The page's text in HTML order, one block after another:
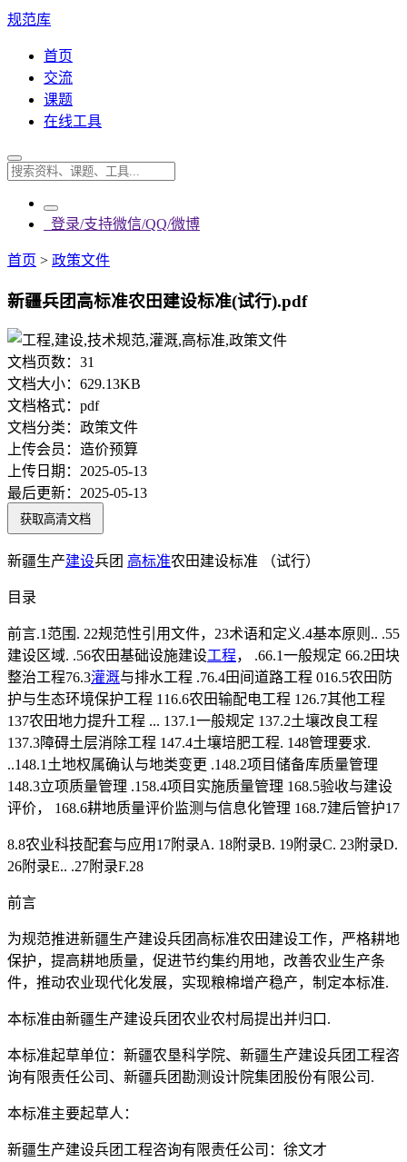
规范库
首页
交流
课题
在线工具
登录/支持微信/QQ/微博
首页 > 政策文件
新疆兵团高标准农田建设标准(试行).pdf
文档页数： 31
文档大小： 629.13KB
文档格式： pdf
文档分类： 政策文件
上传会员： 造价预算
上传日期： 2025-05-13
最后更新： 2025-05-13
获取高清文档
新疆生产建设兵团 高标准农田建设标准 （试行）
目录
前言.1范围. 22规范性引用文件，23术语和定义.4基本原则.. .55
建设区域. .56农田基础设施建设工程， .66.1一般规定 66.2田块
整治工程76.3灌溉与排水工程 .76.4田间道路工程 016.5农田防
护与生态环境保护工程 116.6农田输配电工程 126.7其他工程
137农田地力提升工程 ... 137.1一般规定 137.2土壤改良工程
137.3障碍土层消除工程 147.4土壤培肥工程. 148管理要求.
..148.1土地权属确认与地类变更 .148.2项目储备库质量管理
148.3立项质量管理 .158.4项目实施质量管理 168.5验收与建设
评价， 168.6耕地质量评价监测与信息化管理 168.7建后管护17
8.8农业科技配套与应用17附录A. 18附录B. 19附录C. 23附录D.
26附录E.. .27附录F.28
前言
为规范推进新疆生产建设兵团高标准农田建设工作，严格耕地
保护，提高耕地质量，促进节约集约用地，改善农业生产条
件，推动农业现代化发展，实现粮棉增产稳产，制定本标准.
本标准由新疆生产建设兵团农业农村局提出并归口.
本标准起草单位：新疆农垦科学院、新疆生产建设兵团工程咨
询有限责任公司、新疆兵团勘测设计院集团股份有限公司.
本标准主要起草人：
新疆生产建设兵团工程咨询有限责任公司：徐文才